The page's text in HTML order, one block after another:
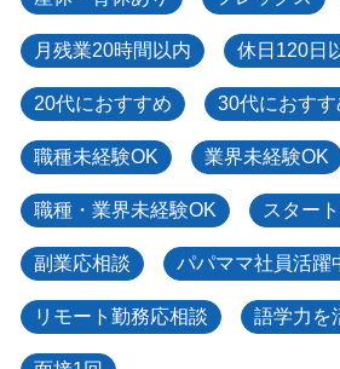
月残業20時間以内 休日120日
20代におすすめ 30代におすす
職種未経験OK 業界未経験OK
職種・業界未経験OK スター
副業応相談 パパママ社員活躍
リモート勤務応相談 語学力を